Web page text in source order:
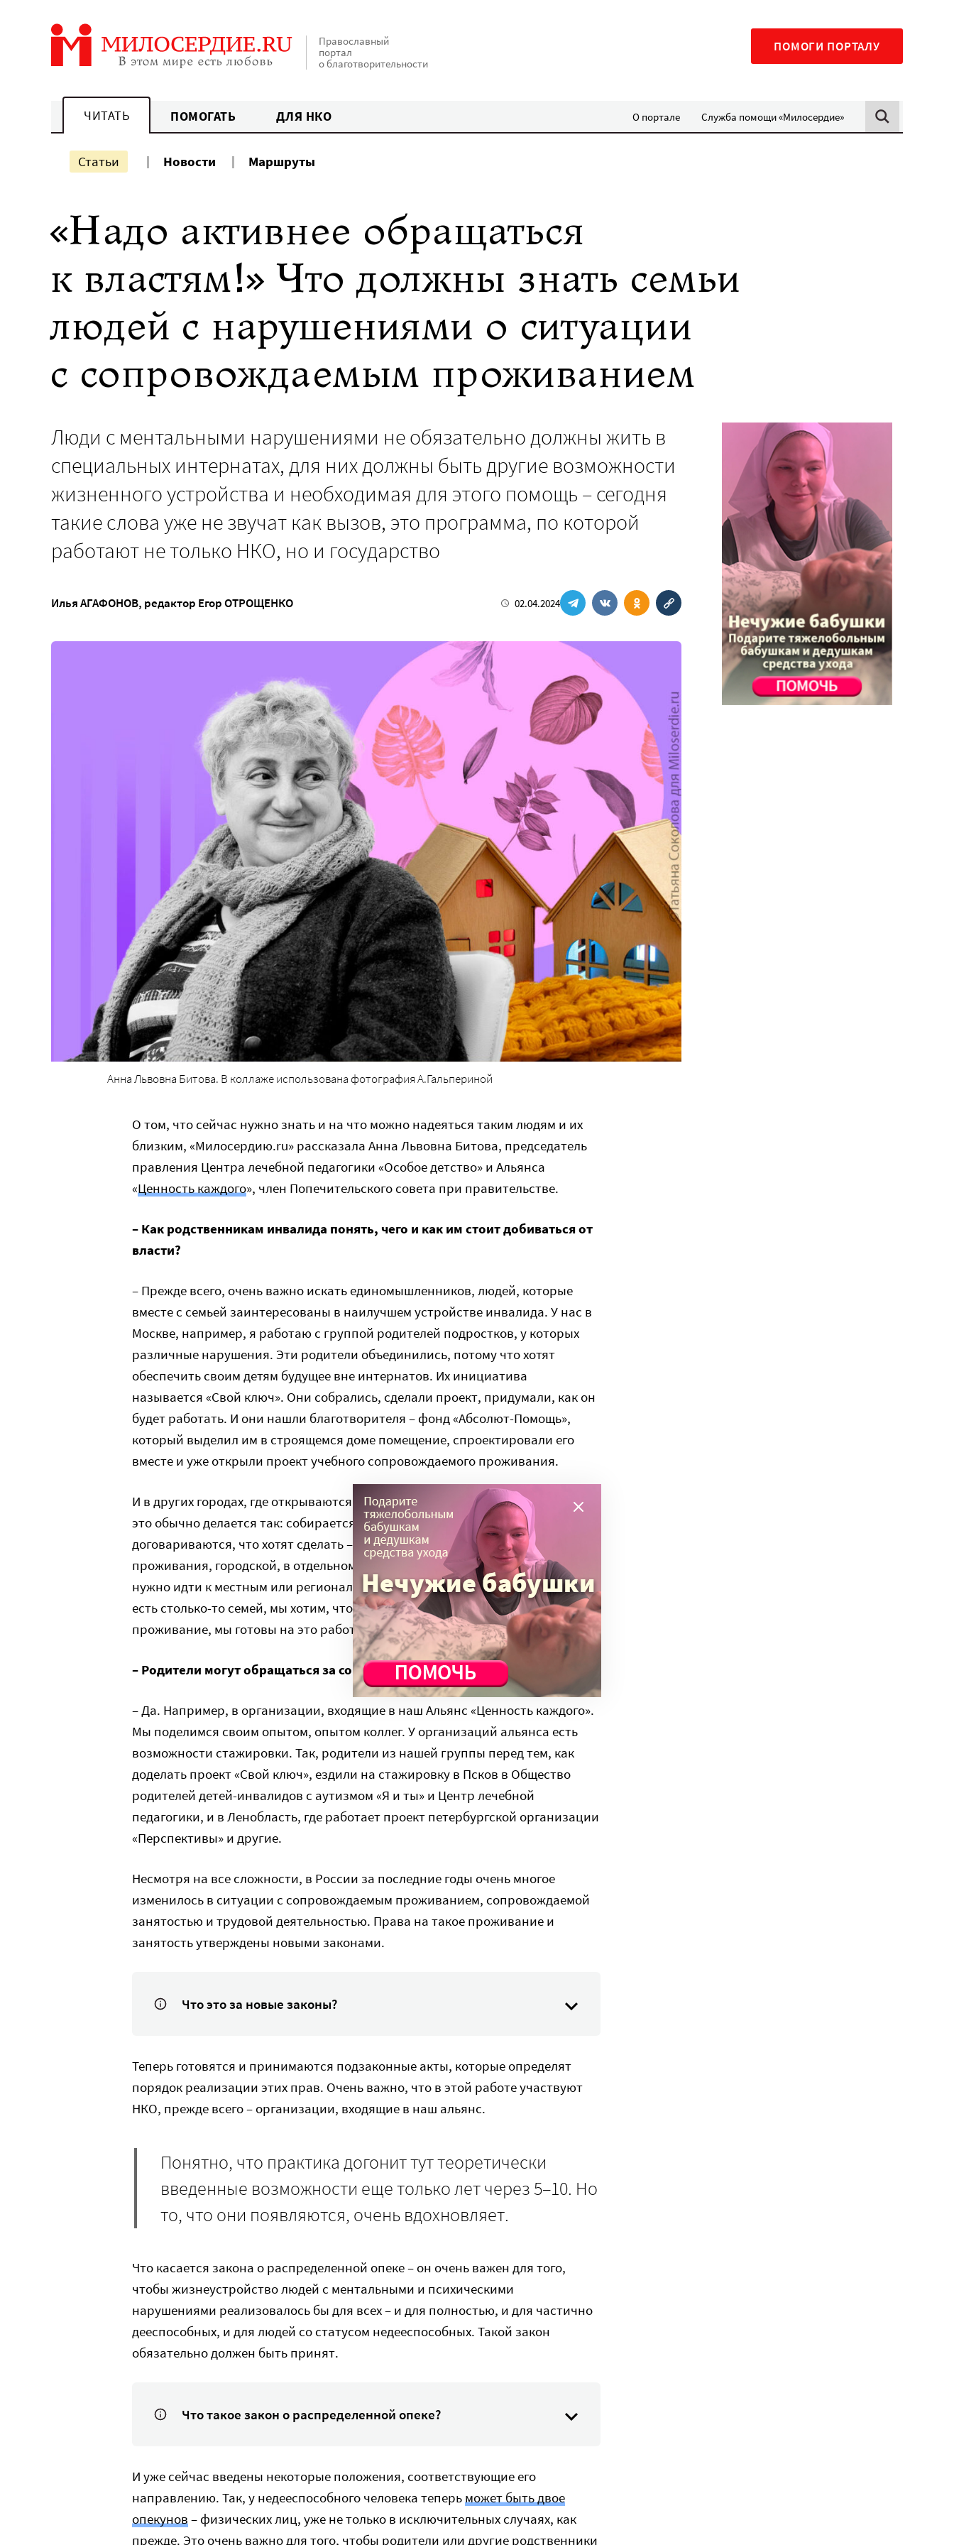
Православный
портал
о благотворительности
ПОМОГИ ПОРТАЛУ
ЧИТАТЬ ПОМОГАТЬ ДЛЯ НКО О портале Служба помощи «Милосердие»
Статьи Новости Маршруты
«Надо активнее обращаться
к властям!» Что должны знать семьи
людей с нарушениями о ситуации
с сопровождаемым проживанием
Люди с ментальными нарушениями не обязательно должны жить в
специальных интернатах, для них должны быть другие возможности
жизненного устройства и необходимая для этого помощь – сегодня
такие слова уже не звучат как вызов, это программа, по которой
работают не только НКО, но и государство
Илья АГАФОНОВ, редактор Егор ОТРОЩЕНКО 02.04.2024
Анна Львовна Битова. В коллаже использована фотография А.Гальпериной
О том, что сейчас нужно знать и на что можно надеяться таким людям и их
близким, «Милосердию.ru» рассказала Анна Львовна Битова, председатель
правления Центра лечебной педагогики «Особое детство» и Альянса
«Ценность каждого», член Попечительского совета при правительстве.
– Как родственникам инвалида понять, чего и как им стоит добиваться от
власти?
– Прежде всего, очень важно искать единомышленников, людей, которые
вместе с семьей заинтересованы в наилучшем устройстве инвалида. У нас в
Москве, например, я работаю с группой родителей подростков, у которых
различные нарушения. Эти родители объединились, потому что хотят
обеспечить своим детям будущее вне интернатов. Их инициатива
называется «Свой ключ». Они собрались, сделали проект, придумали, как он
будет работать. И они нашли благотворителя – фонд «Абсолют-Помощь»,
который выделил им в строящемся доме помещение, спроектировали его
вместе и уже открыли проект учебного сопровождаемого проживания.
И в других городах, где открываются проекты сопровождаемого проживания,
это обычно делается так: собирается группа единомышленников, они
договариваются, что хотят сделать – сельский вариант сопровождаемого
проживания, городской, в отдельном доме или в квартире? В таких случаях
нужно идти к местным или региональным властям, объяснять, что вот, у нас
есть столько-то семей, мы хотим, чтобы у нас было сопровождаемое
проживание, мы готовы на это работать.
– Родители могут обращаться за советами в профильные НКО?
– Да. Например, в организации, входящие в наш Альянс «Ценность каждого».
Мы поделимся своим опытом, опытом коллег. У организаций альянса есть
возможности стажировки. Так, родители из нашей группы перед тем, как
доделать проект «Свой ключ», ездили на стажировку в Псков в Общество
родителей детей-инвалидов с аутизмом «Я и ты» и Центр лечебной
педагогики, и в Ленобласть, где работает проект петербургской организации
«Перспективы» и другие.
Несмотря на все сложности, в России за последние годы очень многое
изменилось в ситуации с сопровождаемым проживанием, сопровождаемой
занятостью и трудовой деятельностью. Права на такое проживание и
занятость утверждены новыми законами.
Что это за новые законы?
Теперь готовятся и принимаются подзаконные акты, которые определят
порядок реализации этих прав. Очень важно, что в этой работе участвуют
НКО, прежде всего – организации, входящие в наш альянс.
Понятно, что практика догонит тут теоретически
введенные возможности еще только лет через 5–10. Но
то, что они появляются, очень вдохновляет.
Что касается закона о распределенной опеке – он очень важен для того,
чтобы жизнеустройство людей с ментальными и психическими
нарушениями реализовалось бы для всех – и для полностью, и для частично
дееспособных, и для людей со статусом недееспособных. Такой закон
обязательно должен быть принят.
Что такое закон о распределенной опеке?
И уже сейчас введены некоторые положения, соответствующие его
направлению. Так, у недееспособного человека теперьможет быть двое
опекунов– физических лиц, уже не только в исключительных случаях, как
прежде. Это очень важно для того, чтобы родители или другие родственники